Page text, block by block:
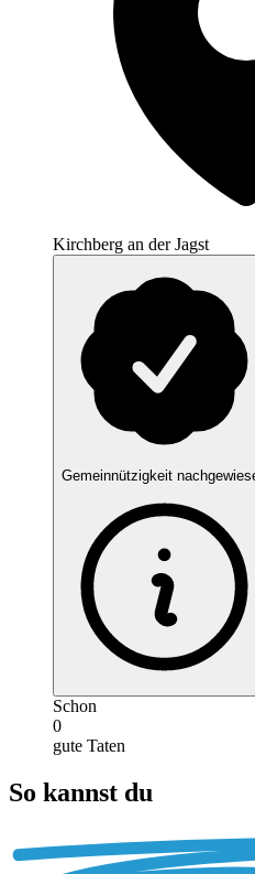
Kirchberg an der Jagst
Gemeinnützigkeit
Schon
0
gute Taten
So kannst du